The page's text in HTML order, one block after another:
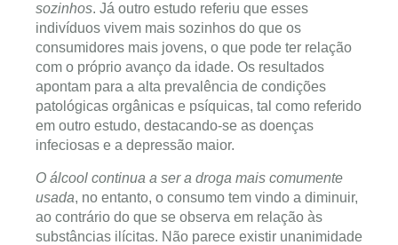
sozinhos. Já outro estudo referiu que esses
indivíduos vivem mais sozinhos do que os
consumidores mais jovens, o que pode ter relação
com o próprio avanço da idade. Os resultados
apontam para a alta prevalência de condições
patológicas orgânicas e psíquicas, tal como referido
em outro estudo, destacando-se as doenças
infeciosas e a depressão maior.
O álcool continua a ser a droga mais comumente
usada, no entanto, o consumo tem vindo a diminuir,
ao contrário do que se observa em relação às
substâncias ilícitas. Não parece existir unanimidade